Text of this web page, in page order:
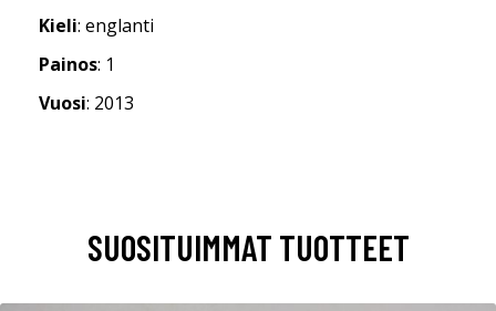
Kieli: englanti
Painos: 1
Vuosi: 2013
SUOSITUIMMAT TUOTTEET